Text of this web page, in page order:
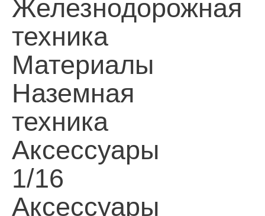
Железнодорожная
техника
Материалы
Наземная
техника
Аксессуары
1/16
Аксессуары